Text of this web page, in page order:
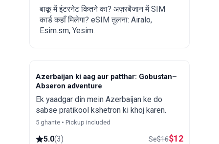
खरीदें?
बाकू में इंटरनेट कितने का? अज़रबैजान में SIM
कार्ड कहाँ मिलेगा? eSIM तुलना: Airalo,
Esim.sm, Yesim.
Azerbaijan ki aag aur patthar: Gobustan–
Abseron adventure
Ek yaadgar din mein Azerbaijan ke do
sabse pratikool kshetron ki khoj karen.
5 ghante • Pickup included
5.0(3) Se$16$12